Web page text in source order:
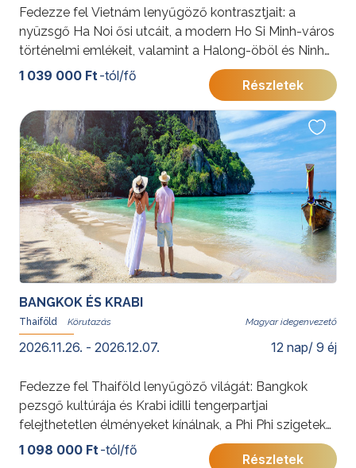
Fedezze fel Vietnám lenyűgöző kontrasztjait: a
nyüzsgő Ha Noi ősi utcáit, a modern Ho Si Minh-város
történelmi emlékeit, valamint a Halong-öböl és Ninh
Binh páratlan természeti szépségeit. Egy utazás, ahol
a kultúra és természet tökéletes harmóniában tárul
Ön elé.
További érdekességekért Vietnámról kattintson ide.
1 039 000 Ft -tól/fő
Részletek
BANGKOK ÉS KRABI
Thaiföld Magyar idegenvezető
2026.11.26. - 2026.12.07. 12 nap/ 9 éj
Fedezze fel Thaiföld lenyűgöző világát: Bangkok
pezsgő kultúrája és Krabi idilli tengerpartjai
felejthetetlen élményeket kínálnak, a Phi Phi szigetek
varázslatos látványával megkoronázva az utazást. Ez
a program tökéletes egyensúlyt teremt élmények és
1 098 000 Ft -tól/fő
Részletek